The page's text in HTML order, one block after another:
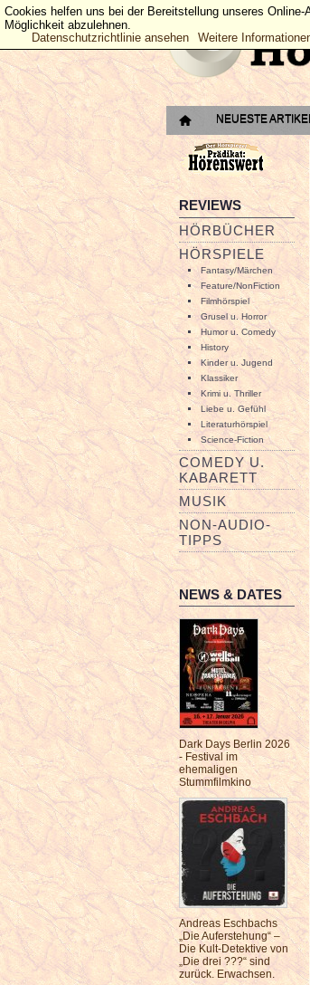
NEUESTE
REVIEWS
HÖRBÜCHER
HÖRSPIELE
Fantasy/Märchen
Feature/NonFiction
Filmhörspiel
Grusel u. Horror
Humor u. Comedy
History
Kinder u. Jugend
Klassiker
Krimi u. Thriller
Liebe u. Gefühl
Literaturhörspiel
Science-Fiction
COMEDY U.
KABARETT
MUSIK
NON-AUDIO-
TIPPS
NEWS & DATES
Dark Days Berlin 2026
- Festival im
ehemaligen
Stummfilmkino
Andreas Eschbachs
„Die Auferstehung“ –
Die Kult-Detektive von
„Die drei ???“ sind
zurück. Erwachsen.
Cookies helfen uns bei der Bereitstellung unseres
Möglichkeit abzulehnen.
Datenschutzrichtlinie ansehen
Weitere